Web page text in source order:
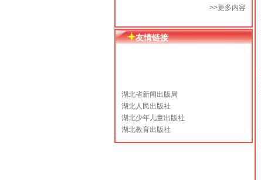
>>更多内容
友情链接
湖北省新闻出版局
湖北人民出版社
湖北少年儿童出版社
湖北教育出版社